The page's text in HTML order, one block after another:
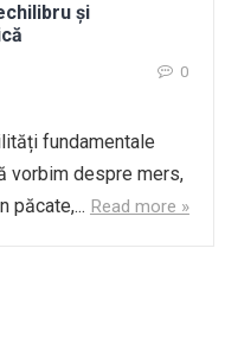
și
0
fundamentale
vorbim despre mers,
păcate,... Read more »